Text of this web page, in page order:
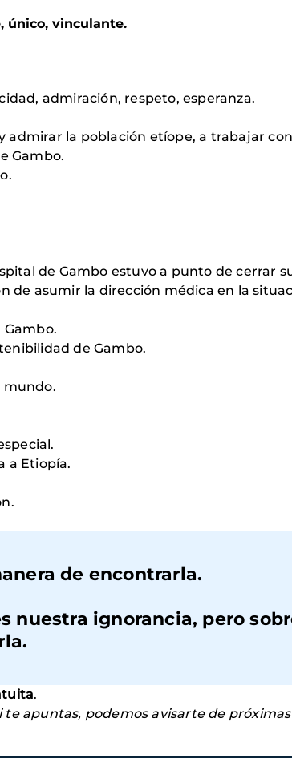
único, vinculante.
admiración, respeto, esperanza.
admirar la población etíope, a trabajar
Gambo.
de Gambo estuvo a punto de cerrar
de asumir la dirección médica en la
de Gambo.
mundo.
a Etiopía.
de encontrarla.
nuestra ignorancia, pero
.
apuntas, podemos avisarte de